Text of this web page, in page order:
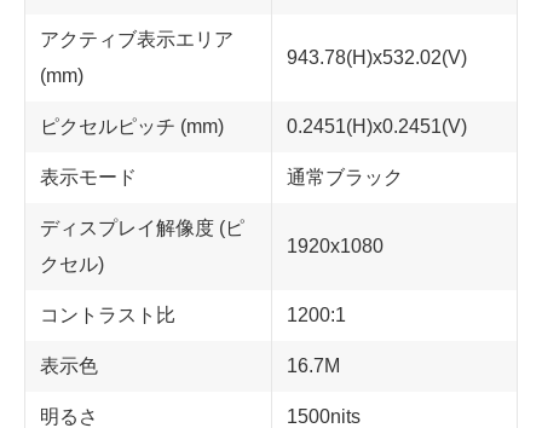
アクティブ表示エリア
(mm)
943.78(H)x532.02(V)
ピクセルピッチ (mm) 0.2451(H)x0.2451(V)
表示モード 通常ブラック
ディスプレイ解像度 (ピ
クセル)
1920x1080
コントラスト比 1200:1
表示色 16.7M
明るさ 1500nits